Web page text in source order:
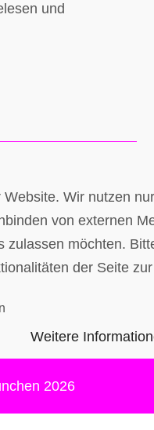
und
2026
Wir nutzen
von externen
zulassen möchten.
der Seite
Weitere